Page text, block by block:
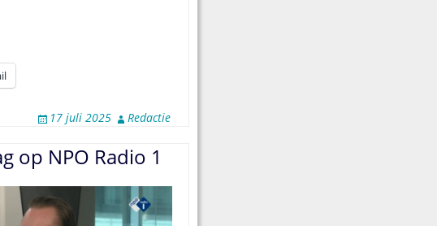
17 juli 2025 Redactie
op NPO Radio 1